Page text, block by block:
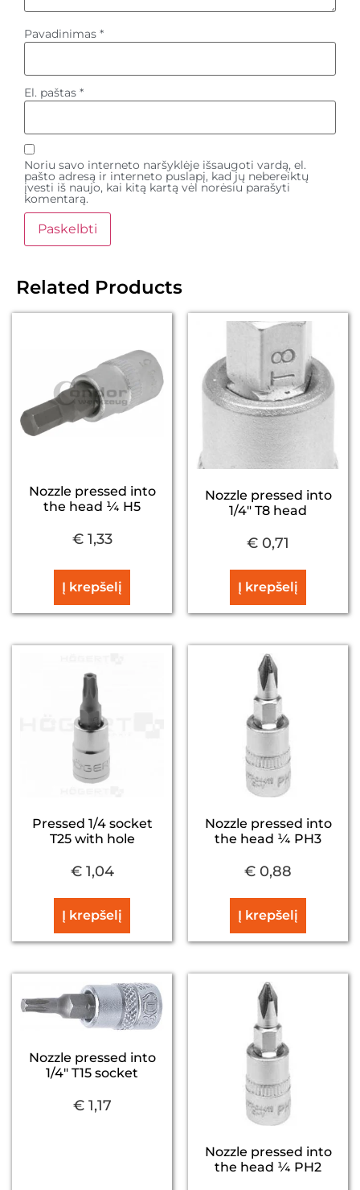
Pavadinimas *
El. paštas *
Noriu savo interneto naršyklėje išsaugoti vardą, el.
pašto adresą ir interneto puslapį, kad jų nebereiktų
įvesti iš naujo, kai kitą kartą vėl norėsiu parašyti
komentarą.
Related Products
Nozzle pressed into
the head ¼ H5
€1,33
Į krepšelį
Nozzle pressed into
1/4″ T8 head
€ 0,71
Į krepšelį
Pressed 1/4 socket
T25 with hole
€1,04
Į krepšelį
Nozzle pressed into
the head ¼ PH3
€ 0,88
Į krepšelį
Nozzle pressed into
1/4″ T15 socket
€1,17
Nozzle pressed into
the head ¼ PH2